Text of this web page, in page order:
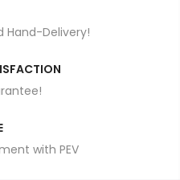
Hand-Delivery!
with PEV